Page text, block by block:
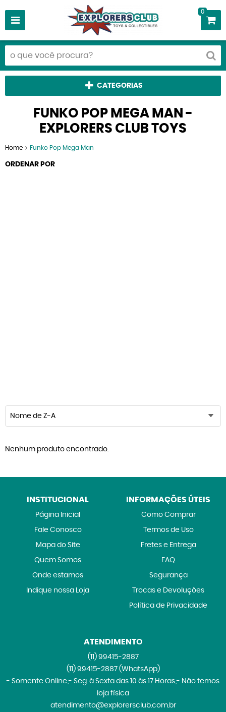
0
CATEGORIAS
FUNKO POP MEGA MAN -
EXPLORERS CLUB TOYS
Home Funko Pop Mega Man
ORDENAR POR
Nome de Z-A
Nenhum produto encontrado.
INSTITUCIONAL
Página Inicial
Fale Conosco
Mapa do Site
Quem Somos
Onde estamos
Indique nossa Loja
INFORMAÇÕES ÚTEIS
Como Comprar
Termos de Uso
Fretes e Entrega
FAQ
Segurança
Trocas e Devoluções
Política de Privacidade
ATENDIMENTO
(11)99415-2887
(11)99415-2887 (WhatsApp)
- Somente Online;- Seg. à Sexta das 10 às 17 Horas;- Não temos
loja física
atendimento@explorersclub.com.br